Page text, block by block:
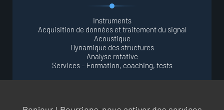
Instruments
Acquisition de données et traitement du signal
Acoustique
Dynamique des structures
Analyse rotative
Services – Formation, coaching, tests